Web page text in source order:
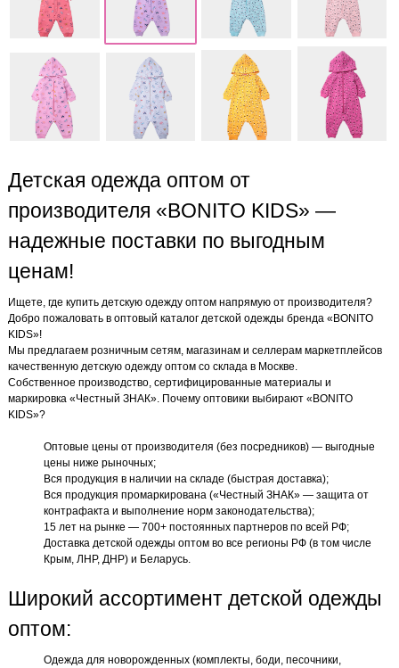
Детская одежда оптом от
производителя «BONITO KIDS» —
надежные поставки по выгодным
ценам!
Ищете, где купить детскую одежду оптом напрямую от производителя?
Добро пожаловать в оптовый каталог детской одежды бренда «BONITO
KIDS»!
Мы предлагаем розничным сетям, магазинам и селлерам маркетплейсов
качественную детскую одежду оптом со склада в Москве.
Собственное производство, сертифицированные материалы и
маркировка «Честный ЗНАК». Почему оптовики выбирают «BONITO
KIDS»?
Оптовые цены от производителя (без посредников) — выгодные
цены ниже рыночных;
Вся продукция в наличии на складе (быстрая доставка);
Вся продукция промаркирована («Честный ЗНАК» — защита от
контрафакта и выполнение норм законодательства);
15 лет на рынке — 700+ постоянных партнеров по всей РФ;
Доставка детской одежды оптом во все регионы РФ (в том числе
Крым, ЛНР, ДНР) и Беларусь.
Широкий ассортимент детской одежды
оптом:
Одежда для новорожденных (комплекты, боди, песочники,